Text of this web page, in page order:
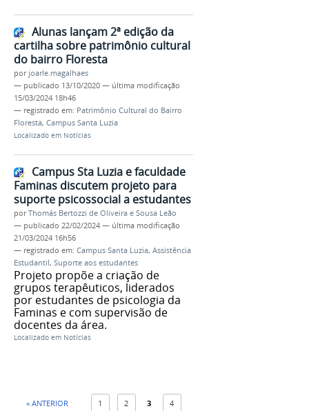
Alunas lançam 2ª edição da
cartilha sobre patrimônio cultural
do bairro Floresta
por joarle.magalhaes
— publicado 13/10/2020 — última modificação
15/03/2024 18h46
— registrado em: Patrimônio Cultural do Bairro
Floresta, Campus Santa Luzia
Localizado em Notícias
Campus Sta Luzia e faculdade
Faminas discutem projeto para
suporte psicossocial a estudantes
porThomás Bertozzi de Oliveira e Sousa Leão
— publicado 22/02/2024 — última modificação
21/03/2024 16h56
— registrado em: Campus Santa Luzia, Assistência
Estudantil, Suporte aos estudantes
Projeto propõe a criação de
grupos terapêuticos, liderados
por estudantes de psicologia da
Faminas e com supervisão de
docentes da área.
Localizado em Notícias
« ANTERIOR 1 2 3 4